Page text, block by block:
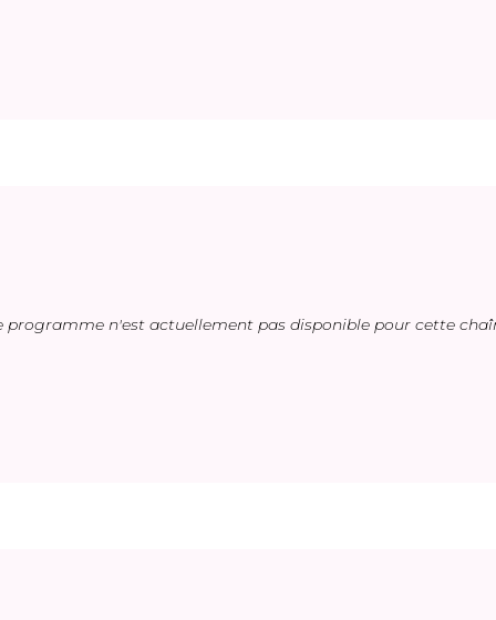
programme n'est actuellement pas disponible pour cette